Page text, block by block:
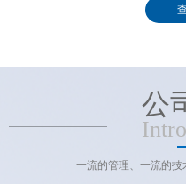
公
一流的管理、一流的